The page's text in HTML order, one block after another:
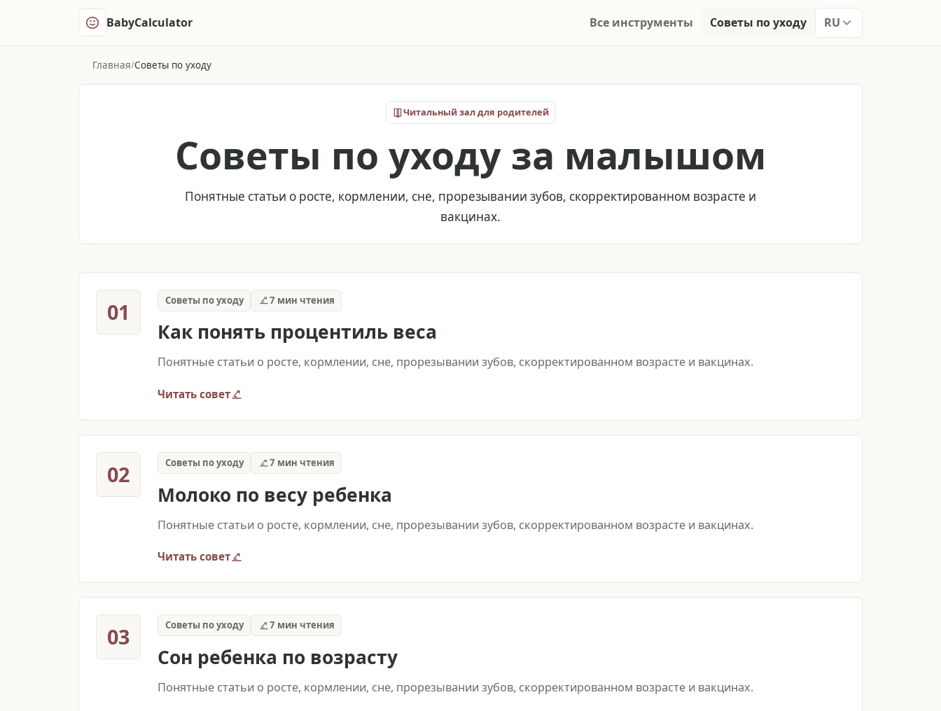
BabyCalculator Все инструменты Советы по уходу RU
Главная Советы по уходу
Читальный зал для родителей
Советы по уходу за малышом
Понятные статьи о росте, кормлении, сне, прорезывании зубов, скорректированном возрасте и
вакцинах.
01 Советы по уходу 7 мин чтения
Как понять процентиль веса
Понятные статьи о росте, кормлении, сне, прорезывании зубов, скорректированном возрасте и вакцинах.
Читать совет
02 Советы по уходу 7 мин чтения
Молоко по весу ребенка
Понятные статьи о росте, кормлении, сне, прорезывании зубов, скорректированном возрасте и вакцинах.
Читать совет
03 Советы по уходу 7 мин чтения
Сон ребенка по возрасту
Понятные статьи о росте, кормлении, сне, прорезывании зубов, скорректированном возрасте и вакцинах.